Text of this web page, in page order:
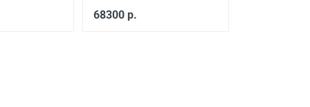
68300 р.